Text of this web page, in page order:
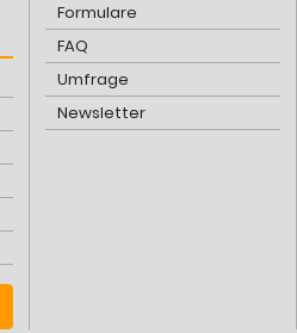
Formulare
FAQ
Umfrage
Newsletter